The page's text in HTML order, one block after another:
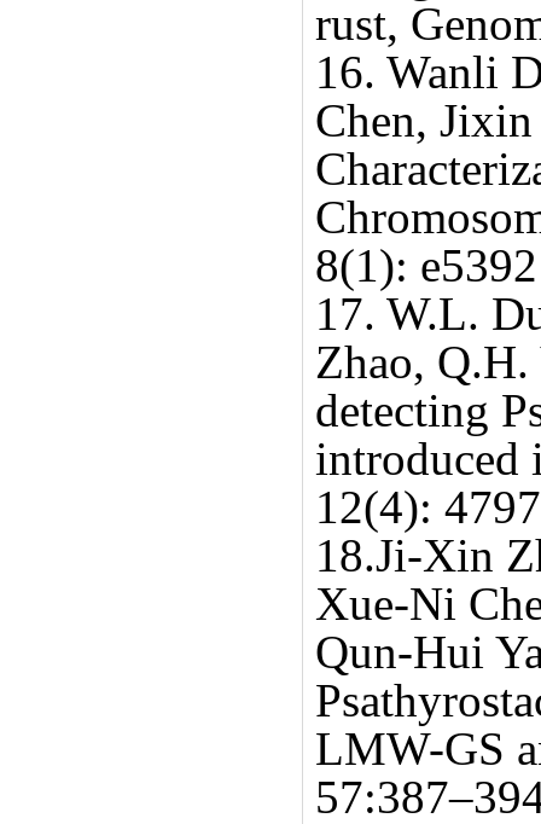
rust,
16. Wanli
Chen,
8(1):
17. W.L.
Zhao,
detecting
introduced
12(4):
18.Ji-Xin
Xue-Ni
Qun-Hui
LMW-GS